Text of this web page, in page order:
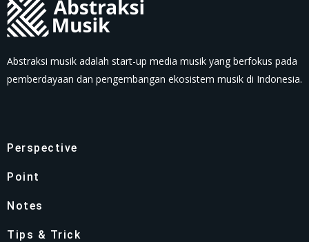
Abstraksi musik adalah start-up media musik yang berfokus pada
pemberdayaan dan pengembangan ekosistem musik di Indonesia.
Perspective
Point
Notes
Tips & Trick